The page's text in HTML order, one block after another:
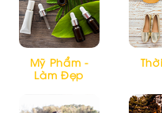
Mỹ Phẩm -
Làm Đẹp